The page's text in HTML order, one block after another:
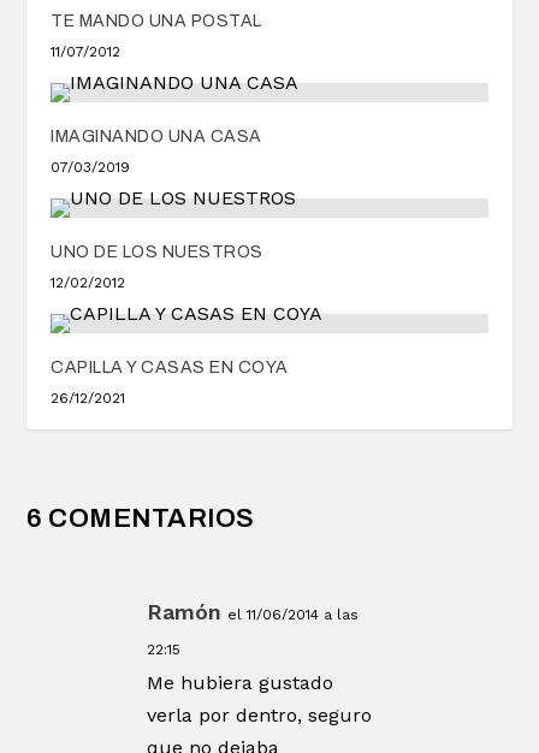
TE MANDO UNA POSTAL
11/07/2012
IMAGINANDO UNA CASA
07/03/2019
UNO DE LOS NUESTROS
12/02/2012
CAPILLA Y CASAS EN COYA
26/12/2021
6 COMENTARIOS
Ramón el 11/06/2014 a las
22:15
Me hubiera gustado
verla por dentro, seguro
que no dejaba